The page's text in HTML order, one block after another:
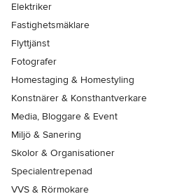
Elektriker
Fastighetsmäklare
Flyttjänst
Fotografer
Homestaging & Homestyling
Konstnärer & Konsthantverkare
Media, Bloggare & Event
Miljö & Sanering
Skolor & Organisationer
Specialentrepenad
VVS & Rörmokare